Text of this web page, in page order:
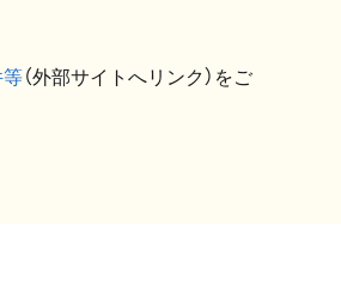
（外部サイトへリンク）をご